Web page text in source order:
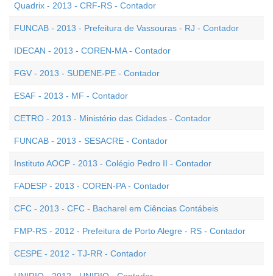
Quadrix - 2013 - CRF-RS - Contador
FUNCAB - 2013 - Prefeitura de Vassouras - RJ - Contador
IDECAN - 2013 - COREN-MA - Contador
FGV - 2013 - SUDENE-PE - Contador
ESAF - 2013 - MF - Contador
CETRO - 2013 - Ministério das Cidades - Contador
FUNCAB - 2013 - SESACRE - Contador
Instituto AOCP - 2013 - Colégio Pedro II - Contador
FADESP - 2013 - COREN-PA - Contador
CFC - 2013 - CFC - Bacharel em Ciências Contábeis
FMP-RS - 2012 - Prefeitura de Porto Alegre - RS - Contador
CESPE - 2012 - TJ-RR - Contador